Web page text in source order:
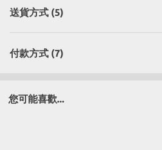
送貨方式 (5)
付款方式 (7)
您可能喜歡...